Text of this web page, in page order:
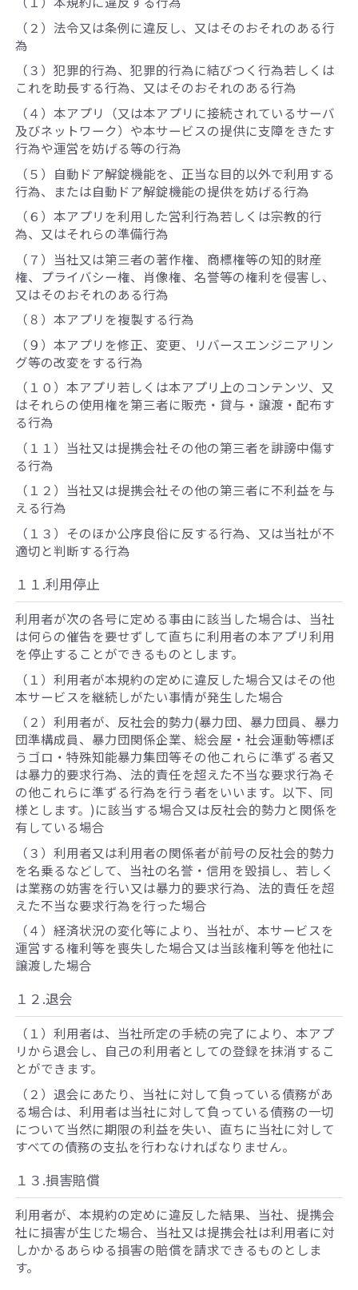
（２）法令又は条例に違反し、又はそのおそれのある行
為
（３）犯罪的行為、犯罪的行為に結びつく行為若しくは
これを助長する行為、又はそのおそれのある行為
（４）本アプリ（又は本アプリに接続されているサーバ
及びネットワーク）や本サービスの提供に支障をきたす
行為や運営を妨げる等の行為
（５）自動ドア解錠機能を、正当な目的以外で利用する
行為、または自動ドア解錠機能の提供を妨げる行為
（６）本アプリを利用した営利行為若しくは宗教的行
為、又はそれらの準備行為
（７）当社又は第三者の著作権、商標権等の知的財産
権、プライバシー権、肖像権、名誉等の権利を侵害し、
又はそのおそれのある行為
（８）本アプリを複製する行為
（９）本アプリを修正、変更、リバースエンジニアリン
グ等の改変をする行為
（１０）本アプリ若しくは本アプリ上のコンテンツ、又
はそれらの使用権を第三者に販売・貸与・譲渡・配布す
る行為
（１１）当社又は提携会社その他の第三者を誹謗中傷す
る行為
（１２）当社又は提携会社その他の第三者に不利益を与
える行為
（１３）そのほか公序良俗に反する行為、又は当社が不
適切と判断する行為
１１.利用停止
利用者が次の各号に定める事由に該当した場合は、当社
は何らの催告を要せずして直ちに利用者の本アプリ利用
を停止することができるものとします。
（１）利用者が本規約の定めに違反した場合又はその他
本サービスを継続しがたい事情が発生した場合
（２）利用者が、反社会的勢力(暴力団、暴力団員、暴力
団準構成員、暴力団関係企業、総会屋・社会運動等標ぼ
うゴロ・特殊知能暴力集団等その他これらに準ずる者又
は暴力的要求行為、法的責任を超えた不当な要求行為そ
の他これらに準ずる行為を行う者をいいます。以下、同
様とします。)に該当する場合又は反社会的勢力と関係を
有している場合
（３）利用者又は利用者の関係者が前号の反社会的勢力
を名乗るなどして、当社の名誉・信用を毀損し、若しく
は業務の妨害を行い又は暴力的要求行為、法的責任を超
えた不当な要求行為を行った場合
（４）経済状況の変化等により、当社が、本サービスを
運営する権利等を喪失した場合又は当該権利等を他社に
譲渡した場合
１２.退会
（１）利用者は、当社所定の手続の完了により、本アプ
リから退会し、自己の利用者としての登録を抹消するこ
とができます。
（２）退会にあたり、当社に対して負っている債務があ
る場合は、利用者は当社に対して負っている債務の一切
について当然に期限の利益を失い、直ちに当社に対して
すべての債務の支払を行わなければなりません。
１３.損害賠償
利用者が、本規約の定めに違反した結果、当社、提携会
社に損害が生じた場合、当社又は提携会社は利用者に対
しかかるあらゆる損害の賠償を請求できるものとしま
す。